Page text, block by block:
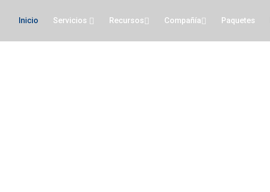
Inicio Servicios Recursos Compañía Paquetes